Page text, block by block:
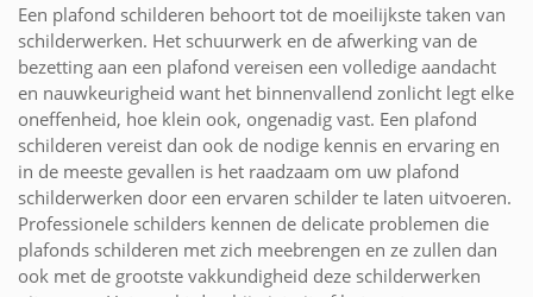
Een plafond schilderen behoort tot de moeilijkste taken van
schilderwerken. Het schuurwerk en de afwerking van de
bezetting aan een plafond vereisen een volledige aandacht
en nauwkeurigheid want het binnenvallend zonlicht legt elke
oneffenheid, hoe klein ook, ongenadig vast. Een plafond
schilderen vereist dan ook de nodige kennis en ervaring en
in de meeste gevallen is het raadzaam om uw plafond
schilderwerken door een ervaren schilder te laten uitvoeren.
Professionele schilders kennen de delicate problemen die
plafonds schilderen met zich meebrengen en ze zullen dan
ook met de grootste vakkundigheid deze schilderwerken